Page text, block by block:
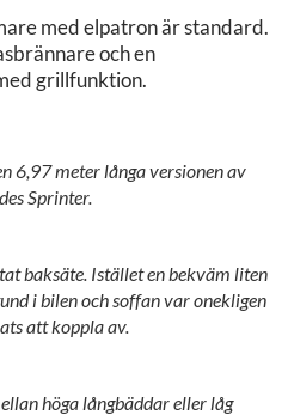
med elpatron är standard.
och en
grillfunktion.
6,97 meter långa versionen av
Sprinter.
baksäte. Istället en bekväm liten
i bilen och soffan var onekligen
att koppla av.
höga långbäddar eller låg